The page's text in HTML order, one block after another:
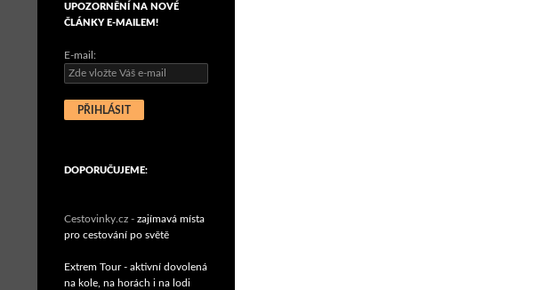
UPOZORNĚNÍ NA NOVÉ
ČLÁNKY E-MAILEM!
E-mail:
DOPORUČUJEME:
Cestovinky.cz - zajímavá místa
pro cestování po světě
Extrem Tour - aktivní dovolená
na kole, na horách i na lodi